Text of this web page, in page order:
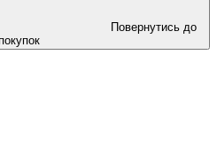
Повернутись до
покупок